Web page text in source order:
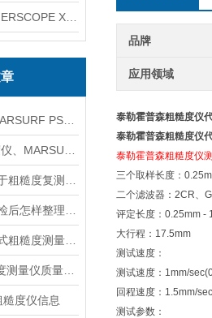
度仪信息
品牌
应用领域
泰勒霍普森粗糙度仪
泰勒霍普森粗糙度仪
泰勒霍普森粗糙度仪
三个取样长度：
二个滤波器：2CR、
评定长度：0.25mm -
大行程：17.5mm
测试速度：
测试速度：1mm/
回程速度：1.5mm/
测试参数：